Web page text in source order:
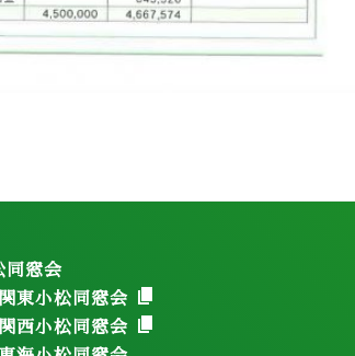
同窓会
関東小松同窓会
関西小松同窓会